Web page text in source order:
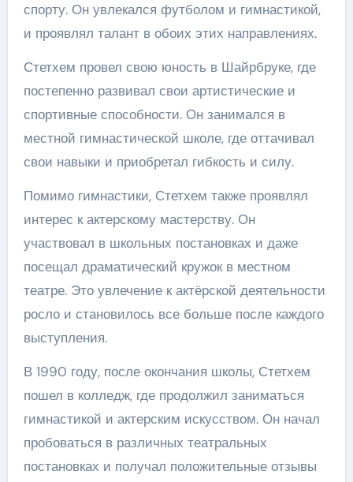
спорту. Он увлекался футболом и гимнастикой,
и проявлял талант в обоих этих направлениях.
Стетхем провел свою юность в Шайрбруке, где
постепенно развивал свои артистические и
спортивные способности. Он занимался в
местной гимнастической школе, где оттачивал
свои навыки и приобретал гибкость и силу.
Помимо гимнастики, Стетхем также проявлял
интерес к актерскому мастерству. Он
участвовал в школьных постановках и даже
посещал драматический кружок в местном
театре. Это увлечение к актёрской деятельности
росло и становилось все больше после каждого
выступления.
В 1990 году, после окончания школы, Стетхем
пошел в колледж, где продолжил заниматься
гимнастикой и актерским искусством. Он начал
пробоваться в различных театральных
постановках и получал положительные отзывы